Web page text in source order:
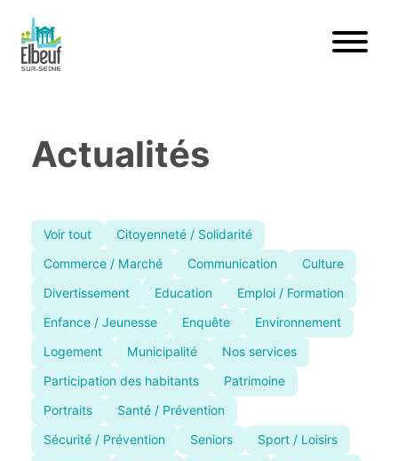
Actualités
Voir tout Citoyenneté / Solidarité
Commerce / Marché Communication Culture
Divertissement Education Emploi / Formation
Enfance / Jeunesse Enquête Environnement
Logement Municipalité Nos services
Participation des habitants Patrimoine
Portraits Santé / Prévention
Sécurité / Prévention Seniors Sport / Loisirs